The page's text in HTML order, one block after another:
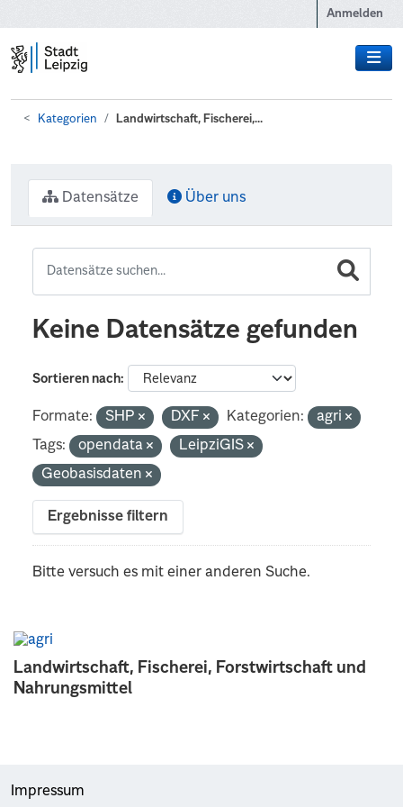
Anmelden
Kategorien Landwirtschaft, Fischerei,...
Landwirtschaft, Fischerei, Forstwirtschaft und
Nahrungsmittel
Datensätze Über uns
Keine Datensätze gefunden
Sortieren nach
Formate: SHP DXF Kategorien:
agri
Tags:
opendata
LeipziGIS
Geobasisdaten
Ergebnisse filtern
Bitte versuch es mit einer anderen Suche.
Impressum